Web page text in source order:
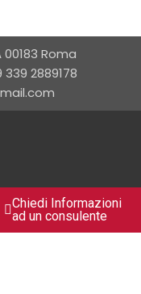
Roma
339 2889178
| All rights Reserved.
Chiedi Informazioni
ad un consulente